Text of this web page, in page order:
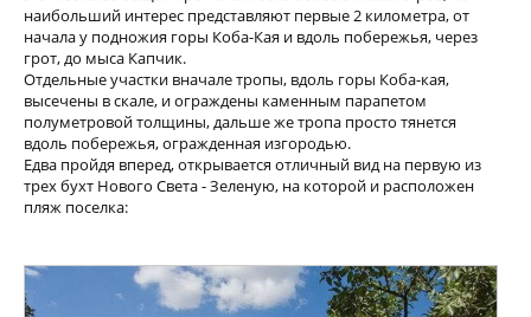
наибольший интерес представляют первые 2 километра, от
начала у подножия горы Коба-Кая и вдоль побережья, через
грот, до мыса Капчик.
Отдельные участки вначале тропы, вдоль горы Коба-кая,
высечены в скале, и ограждены каменным парапетом
полуметровой толщины, дальше же тропа просто тянется
вдоль побережья, огражденная изгородью.
Едва пройдя вперед, открывается отличный вид на первую из
трех бухт Нового Света - Зеленую, на которой и расположен
пляж поселка: